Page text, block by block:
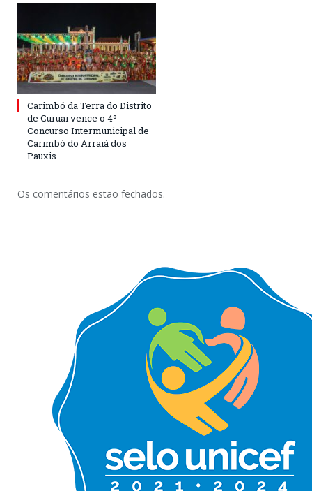
Carimbó da Terra do Distrito
de Curuai vence o 4º
Concurso Intermunicipal de
Carimbó do Arraiá dos
Pauxis
Os comentários estão fechados.